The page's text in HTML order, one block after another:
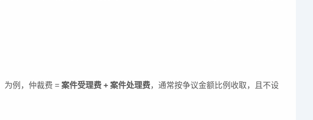
为例，仲裁费 = 案件受理费 + 案件处理费，通常按争议金额比例收取，且不设